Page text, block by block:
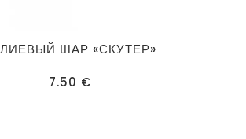
ШАР «СКУТЕР»
7.50 €